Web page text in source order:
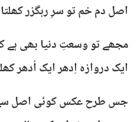
اصل دم خم تو سرِ رہگزر
مجھے تو وسعتِ دنیا بھی
ایک دروازہ اِدھر ایک اُدھر
جس طرح عکس کوئی اصل سے